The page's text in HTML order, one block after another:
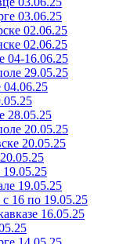
03.06.25
02.06.25
02.06.25
04-16.06.25
29.05.25
04.06.25
28.05.25
20.05.25
20.05.25
19.05.25
19.05.25
с 16 по 19.05.25
16.05.25